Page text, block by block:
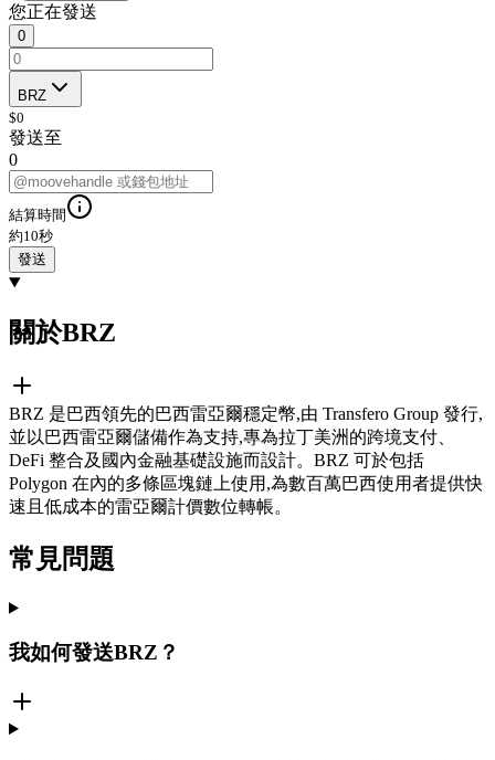
您正在發送
0
BRZ
$0
發送至
0
結算時間
約10秒
發送
關於BRZ
BRZ 是巴西領先的巴西雷亞爾穩定幣,由 Transfero Group 發行,
並以巴西雷亞爾儲備作為支持,專為拉丁美洲的跨境支付、
DeFi 整合及國內金融基礎設施而設計。BRZ 可於包括
Polygon 在內的多條區塊鏈上使用,為數百萬巴西使用者提供快
速且低成本的雷亞爾計價數位轉帳。
常見問題
我如何發送BRZ？